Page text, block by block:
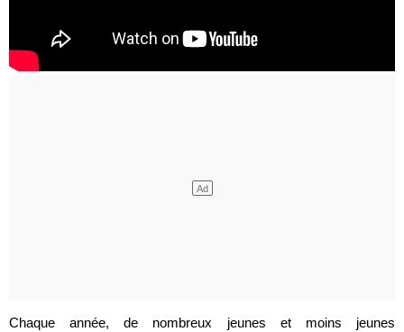
Chaque année, de nombreux jeunes et moins jeunes